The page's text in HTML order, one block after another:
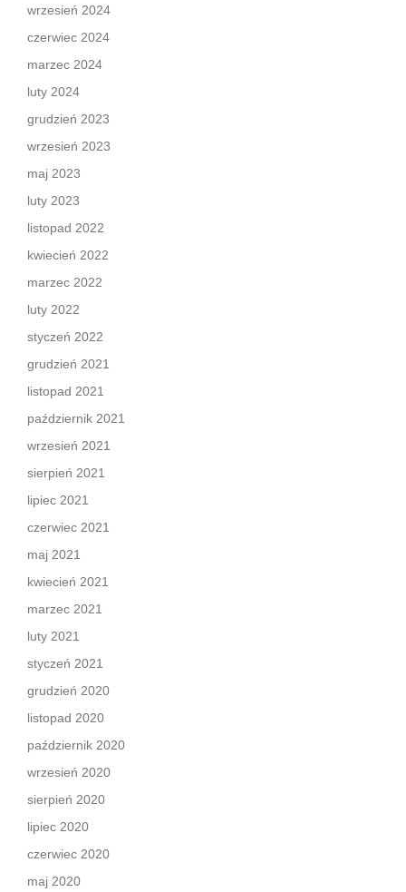
wrzesień 2024
czerwiec 2024
marzec 2024
luty 2024
grudzień 2023
wrzesień 2023
maj 2023
luty 2023
listopad 2022
kwiecień 2022
marzec 2022
luty 2022
styczeń 2022
grudzień 2021
listopad 2021
październik 2021
wrzesień 2021
sierpień 2021
lipiec 2021
czerwiec 2021
maj 2021
kwiecień 2021
marzec 2021
luty 2021
styczeń 2021
grudzień 2020
listopad 2020
październik 2020
wrzesień 2020
sierpień 2020
lipiec 2020
czerwiec 2020
maj 2020